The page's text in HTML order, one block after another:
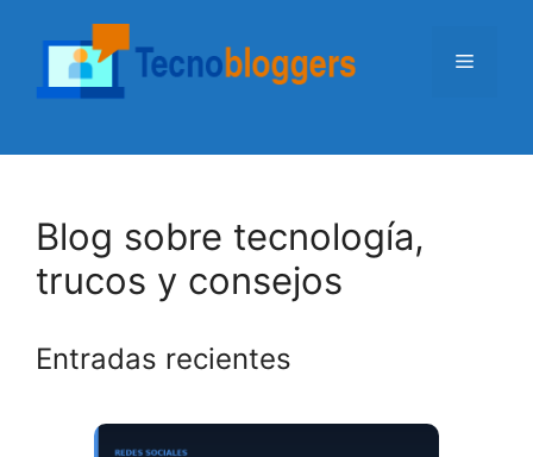
contenido
Menú
Blog sobre tecnología,
trucos y consejos
Entradas recientes